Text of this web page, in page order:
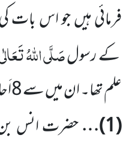
فرمائی ہیں جو اس بات
کے رسولصَلَّی اللہُ
علم تھا۔ ان میں سے8
(
1
)…حضرت انس